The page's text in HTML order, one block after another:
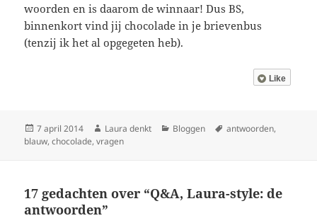
woorden en is daarom de winnaar! Dus BS,
binnenkort vind jij chocolade in je brievenbus
(tenzij ik het al opgegeten heb).
Like
Geplaatst
op
7 april 2014 Auteur
Laura denkt Categorieën
Bloggen Tags
antwoorden,
blauw,chocolade,vragen
17 gedachten over “Q&A, Laura-style: de
antwoorden”